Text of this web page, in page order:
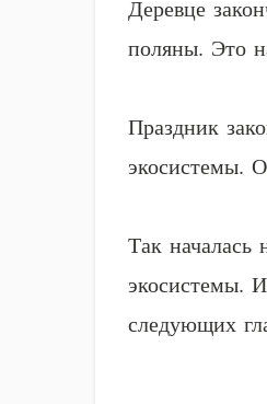
Деревце
поляны. Это
Праздник
экосистемы.
Так началась
экосистемы.
следующих